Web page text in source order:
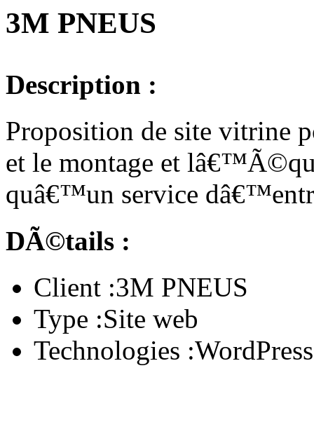
3M PNEUS
Description :
Proposition de site vitrine
et le montage et
quâ€™un service
DÃ©tails :
Client :3M PNEUS
Type :Site web
Technologies :WordPress